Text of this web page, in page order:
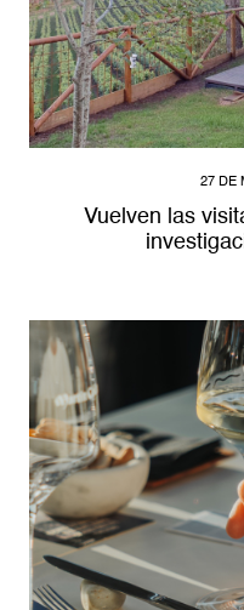
27 DE
Vuelven las